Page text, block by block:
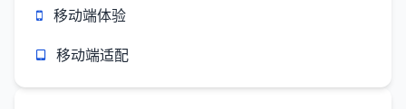
移动端体验
移动端适配